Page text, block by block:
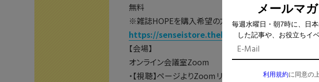
無料
※雑誌HOPEを購入希望の方はこちらから
https://senseistore.thebase.in/
【会場】
オンライン会議室Zoom
・【視聴】ページよりZoomリンクをご確認ください（リ
メールマ
毎週水曜日・朝7時に、日
した記事や、お役立ちイ
利用規約に同意の